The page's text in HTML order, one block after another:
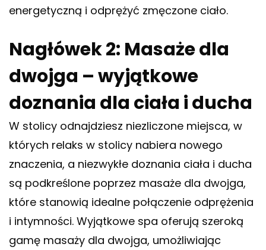
energetyczną i odprężyć zmęczone ciało.
Nagłówek 2: Masaże dla
dwojga – wyjątkowe
doznania dla ciała i ducha
W stolicy odnajdziesz niezliczone miejsca, w
których relaks w stolicy nabiera nowego
znaczenia, a niezwykłe doznania ciała i ducha
są podkreślone poprzez masaże dla dwojga,
które stanowią idealne połączenie odprężenia
i intymności. Wyjątkowe spa oferują szeroką
gamę masaży dla dwojga, umożliwiając